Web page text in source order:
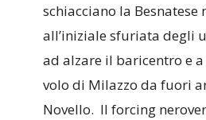
schiacciano la
all’iniziale sfuriata degli
ad alzare il baricentro e
volo di Milazzo da fuori
Novello. Il forcing